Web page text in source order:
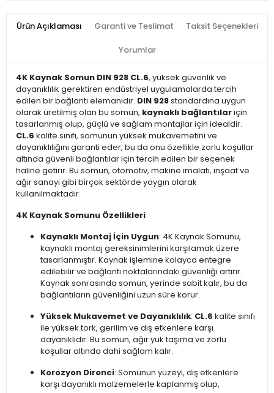
Ürün Açıklaması Garanti ve Teslimat Taksit Seçenekleri
Yorumlar
4K Kaynak Somun DIN 928 CL.6, yüksek güvenlik ve
dayanıklılık gerektiren endüstriyel uygulamalarda tercih
edilen bir bağlantı elemanıdır. DIN 928standardına uygun
olarak üretilmiş olan bu somun, kaynaklı bağlantılariçin
tasarlanmış olup, güçlü ve sağlam montajlar için idealdir.
CL.6 kalite sınıfı, somunun yüksek mukavemetini ve
dayanıklılığını garanti eder, bu da onu özellikle zorlu koşullar
altında güvenli bağlantılar için tercih edilen bir seçenek
haline getirir. Bu somun, otomotiv, makine imalatı, inşaat ve
ağır sanayi gibi birçok sektörde yaygın olarak
kullanılmaktadır.
4K Kaynak Somunu Özellikleri
Kaynaklı Montaj İçin Uygun: 4K Kaynak Somunu,
kaynaklı montaj gereksinimlerini karşılamak üzere
tasarlanmıştır. Kaynak işlemine kolayca entegre
edilebilir ve bağlantı noktalarındaki güvenliği artırır.
Kaynak sonrasında somun, yerinde sabit kalır, bu da
bağlantıların güvenliğini uzun süre korur.
Yüksek Mukavemet ve Dayanıklılık: CL.6 kalite sınıfı
ile yüksek tork, gerilim ve dış etkenlere karşı
dayanıklıdır. Bu somun, ağır yük taşıma ve zorlu
koşullar altında dahi sağlam kalır.
Korozyon Direnci: Somunun yüzeyi, dış etkenlere
karşı dayanıklı malzemelerle kaplanmış olup,